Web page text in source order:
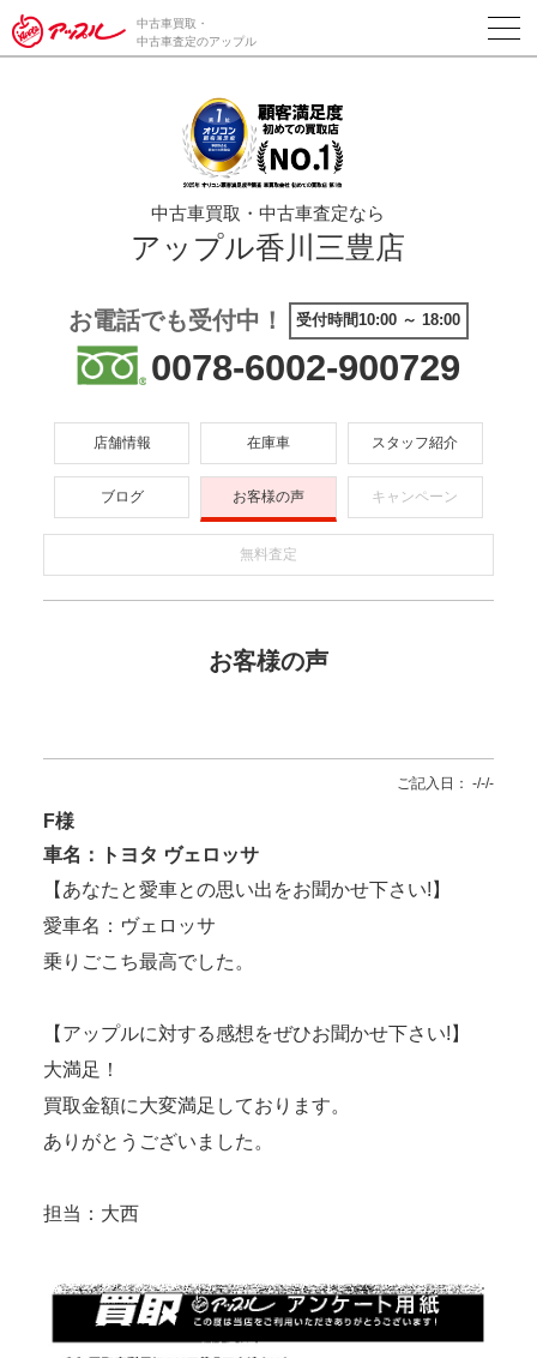
/*ABテスト_新規査定フォームの為のCVボタン*/
中古車買取・
中古車査定のアップル
中古車買取・中古車査定なら
アップル香川三豊店
お電話でも受付中！ 受付時間10:00 ～ 18:00
0078-6002-900729
店舗情報 在庫車 スタッフ紹介
ブログ お客様の声 キャンペーン
無料査定
お客様の声
ご記入日： -/-/-
F様
車名：トヨタ ヴェロッサ
【あなたと愛車との思い出をお聞かせ下さい!】
愛車名：ヴェロッサ
乗りごこち最高でした。
【アップルに対する感想をぜひお聞かせ下さい!】
大満足！
買取金額に大変満足しております。
ありがとうございました。
担当：大西